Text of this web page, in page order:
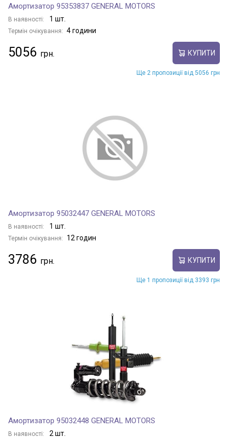
Амортизатор 95353837 GENERAL MOTORS
В наявності: 1 шт.
Термін очікування: 4 години
5056 КУПИТИ
Ще 2 пропозиції від 5056 грн
Амортизатор 95032447 GENERAL MOTORS
В наявності: 1 шт.
Термін очікування: 12 годин
3786 КУПИТИ
Ще 1 пропозиції від 3393 грн
Амортизатор 95032448 GENERAL MOTORS
В наявності: 2 шт.